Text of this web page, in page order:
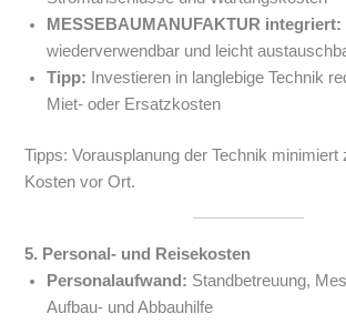
MESSEBAUMANUFAKTUR integriert:
wiederverwendbar und leicht
Tipp: Investieren in langlebige Technik
Miet- oder Ersatzkosten
Tipps: Vorausplanung der Technik minimiert
Kosten vor Ort.
5. Personal- und Reisekosten
Personalaufwand: Standbetreuung,
Aufbau- und Abbauhilfe